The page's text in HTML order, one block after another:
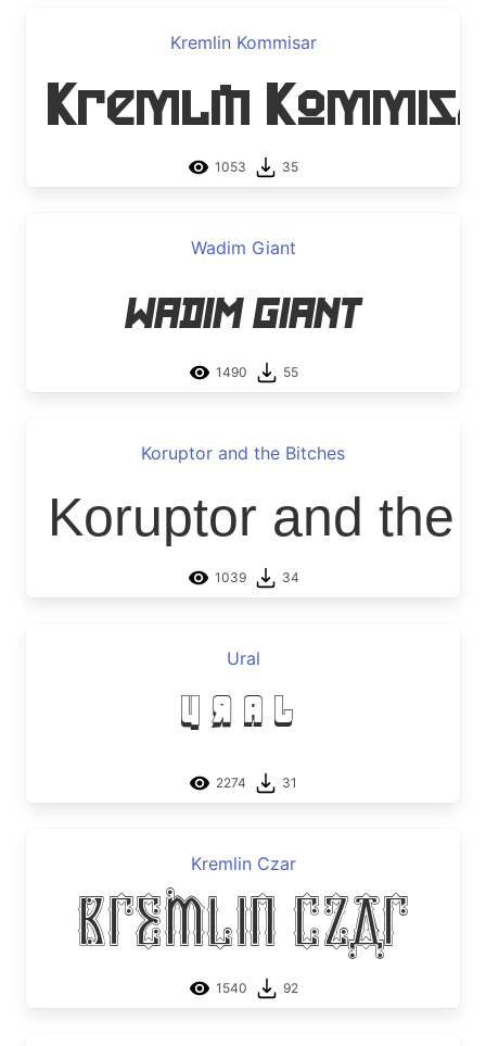
Kremlin Kommisar
Kremlin
1053 35
Wadim Giant
Wadim Giant
1490 55
Koruptor and the Bitches
Koruptor and the
1039 34
Ural
Ural
2274 31
Kremlin Czar
Kremlin Czar
1540 92